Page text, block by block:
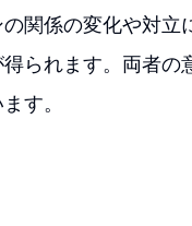
関係の変化や対立
られます。両者の
す。